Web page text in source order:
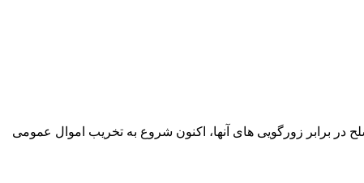
در برابر زورگویی های آنها، اکنون شروع به تخریب اموال عمومی